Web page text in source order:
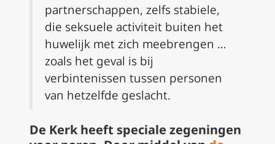
partnerschappen, zelfs stabiele,
die seksuele activiteit buiten het
huwelijk met zich meebrengen …
zoals het geval is bij
verbintenissen tussen personen
van hetzelfde geslacht.
De Kerk heeft speciale zegeningen